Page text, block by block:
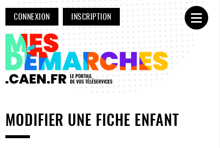
CONNEXION INSCRIPTION
Ouvrir
MODIFIER UNE FICHE ENFANT